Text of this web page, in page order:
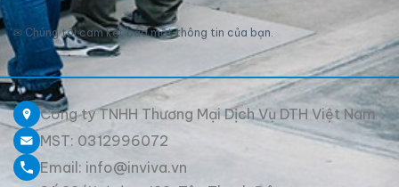
✉ Chúng tôi cam kết bảo mật thông tin của bạn.
Công ty TNHH Thương Mại Dịch Vụ DTH Việt Nam
MST: 0312996072
Email: info@inviva.vn